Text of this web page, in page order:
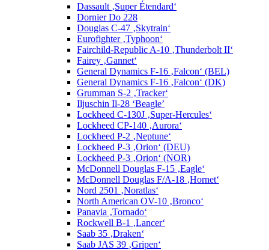
Dassault ‚Super Étendard‘
Dornier Do 228
Douglas C-47 ‚Skytrain‘
Eurofighter ‚Typhoon‘
Fairchild-Republic A-10 ‚Thunderbolt II‘
Fairey ‚Gannet‘
General Dynamics F-16 ‚Falcon‘ (BEL)
General Dynamics F-16 ‚Falcon‘ (DK)
Grumman S-2 ‚Tracker‘
Iljuschin Il-28 ‘Beagle’
Lockheed C-130J ‚Super-Hercules‘
Lockheed CP-140 ‚Aurora‘
Lockheed P-2 ‚Neptune‘
Lockheed P-3 ‚Orion‘ (DEU)
Lockheed P-3 ‚Orion‘ (NOR)
McDonnell Douglas F-15 ‚Eagle‘
McDonnell Douglas F/A-18 ‚Hornet‘
Nord 2501 ‚Noratlas‘
North American OV-10 ‚Bronco‘
Panavia ‚Tornado‘
Rockwell B-1 ‚Lancer‘
Saab 35 ‚Draken‘
Saab JAS 39 ‚Gripen‘